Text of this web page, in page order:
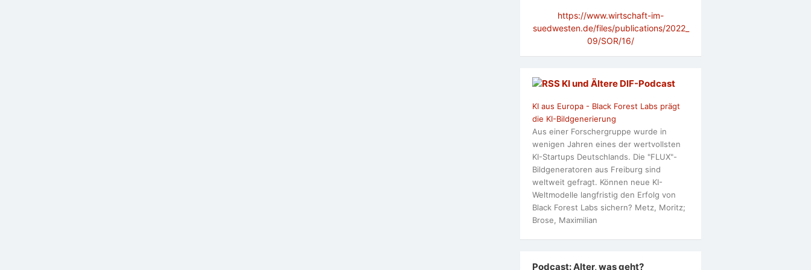
https://www.wirtschaft-im-
suedwesten.de/files/publications/2022_
09/SOR/16/
KI und Ältere DlF-Podcast
KI aus Europa - Black Forest Labs prägt
die KI-Bildgenerierung
Aus einer Forschergruppe wurde in
wenigen Jahren eines der wertvollsten
KI-Startups Deutschlands. Die "FLUX"-
Bildgeneratoren aus Freiburg sind
weltweit gefragt. Können neue KI-
Weltmodelle langfristig den Erfolg von
Black Forest Labs sichern? Metz, Moritz;
Brose, Maximilian
Podcast: Alter, was geht?